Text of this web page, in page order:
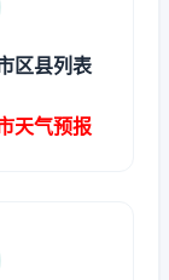
区县列表
天气预报